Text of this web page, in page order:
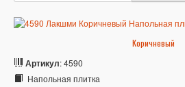
Коричневый
Артикул: 4590
Напольная плитка